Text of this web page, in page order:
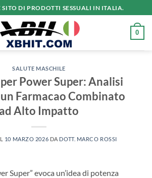
SITO DI PRODOTTI SESSUALI IN ITALIA.
0
SALUTE MASCHILE
Power Super: Analisi
Farmacao Combinato
ad Alto Impatto
10 MARZO 2026 DA DOTT. MARCO ROSSI
Super” evoca un’idea di potenza